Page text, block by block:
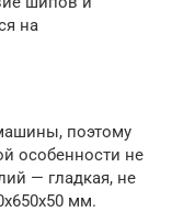
на
поэтому
особенности не
— гладкая, не
мм.